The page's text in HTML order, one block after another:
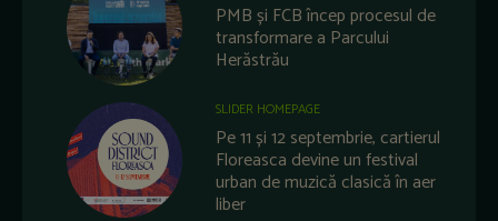
PMB și FCB încep procesul de
transformare a Parcului
Herăstrău
SLIDER HOMEPAGE
Pe 11 și 12 septembrie, cartierul
Floreasca devine un festival
urban de muzică clasică în aer
liber